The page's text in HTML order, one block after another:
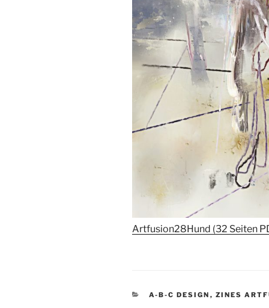
Artfusion28Hund (32 Seiten
KATEGORIEN
A-B-C DESIGN , ZINES